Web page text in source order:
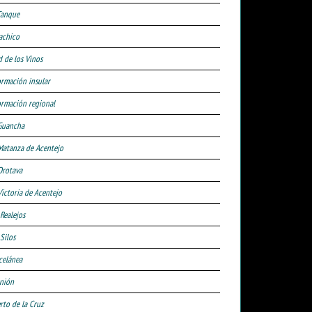
de los Vinos
insular
regional
de Acentejo
de Acentejo
de la Cruz